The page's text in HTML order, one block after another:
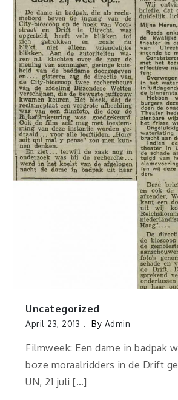
Uncategorized
April 23, 2013 By Admin
Filmweek: Een dame in badpak
boze moraalridders in de Drift
UN, 21 juli […]